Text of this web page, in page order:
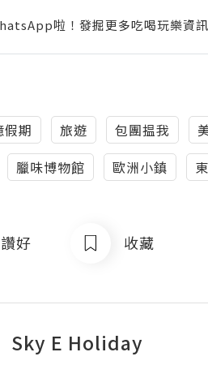
啦！發掘更多吃喝玩樂資訊
假期 旅遊 包團揾我
臘味博物館 歐洲小鎮
好 收藏
Sky E Holiday